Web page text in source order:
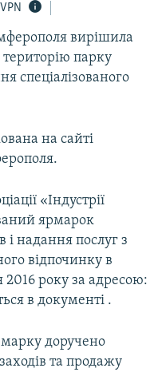
вирішила
територію парку
спеціалізованого
на сайті
«Індустрії
ярмарок
і надання послуг з
відпочинку в
2016 року за адресою:
в документі .
доручено
та продажу